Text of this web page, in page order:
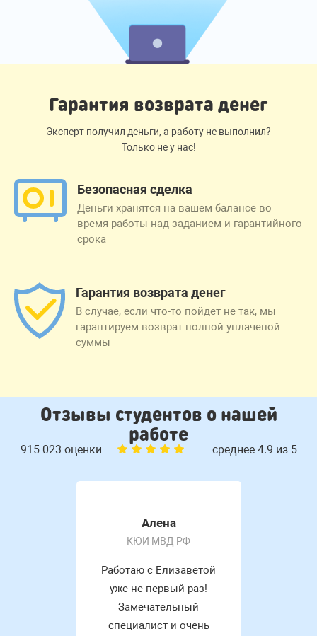
Гарантия возврата денег
Эксперт получил деньги, а работу не выполнил?
Только не у нас!
Безопасная сделка
Деньги хранятся на вашем балансе во
время работы над заданием и гарантийного
срока
Гарантия возврата денег
В случае, если что-то пойдет не так, мы
гарантируем возврат полной уплаченой
суммы
Отзывы студентов о нашей
работе
915 023 оценки среднее 4.9 из 5
Алена
КЮИ МВД РФ
Работаю с Елизаветой
уже не первый раз!
Замечательный
специалист и очень